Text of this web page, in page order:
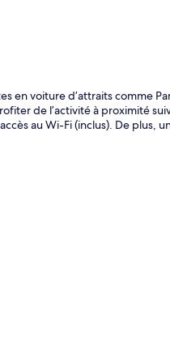
en voiture d’attraits comme
de l’activité à proximité
au Wi-Fi (inclus). De plus,